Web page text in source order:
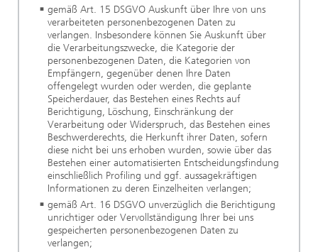
gemäß Art. 15 DSGVO Auskunft über Ihre von uns
verarbeiteten personenbezogenen Daten zu
verlangen. Insbesondere können Sie Auskunft über
die Verarbeitungszwecke, die Kategorie der
personenbezogenen Daten, die Kategorien von
Empfängern, gegenüber denen Ihre Daten
offengelegt wurden oder werden, die geplante
Speicherdauer, das Bestehen eines Rechts auf
Berichtigung, Löschung, Einschränkung der
Verarbeitung oder Widerspruch, das Bestehen eines
Beschwerderechts, die Herkunft ihrer Daten, sofern
diese nicht bei uns erhoben wurden, sowie über das
Bestehen einer automatisierten Entscheidungsfindung
einschließlich Profiling und ggf. aussagekräftigen
Informationen zu deren Einzelheiten verlangen;
gemäß Art. 16 DSGVO unverzüglich die Berichtigung
unrichtiger oder Vervollständigung Ihrer bei uns
gespeicherten personenbezogenen Daten zu
verlangen;